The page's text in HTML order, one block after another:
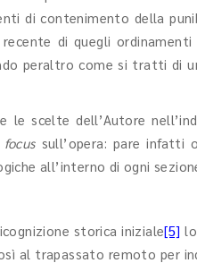
di contenimento della
di quegli
peraltro come si tratti di
scelte dell’Autore
focussull’opera: pare infatti
all’interno di ogni
storica iniziale[5]
al trapassato remoto per